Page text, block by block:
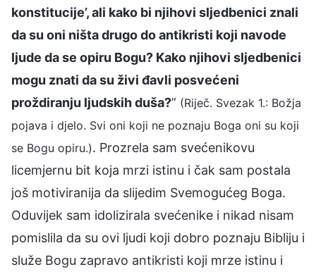
konstitucije’, ali kako bi njihovi sljedbenici znali
da su oni ništa drugo do antikristi koji navode
ljude da se opiru Bogu? Kako njihovi sljedbenici
mogu znati da su živi đavli posvećeni
proždiranju ljudskih duša?” (Riječ. Svezak 1.: Božja
pojava i djelo. Svi oni koji ne poznaju Boga oni su koji
se Bogu opiru.). Prozrela sam svećenikovu
licemjernu bit koja mrzi istinu i čak sam postala
još motiviranija da slijedim Svemogućeg Boga.
Oduvijek sam idolizirala svećenike i nikad nisam
pomislila da su ovi ljudi koji dobro poznaju Bibliju i
služe Bogu zapravo antikristi koji mrze istinu i